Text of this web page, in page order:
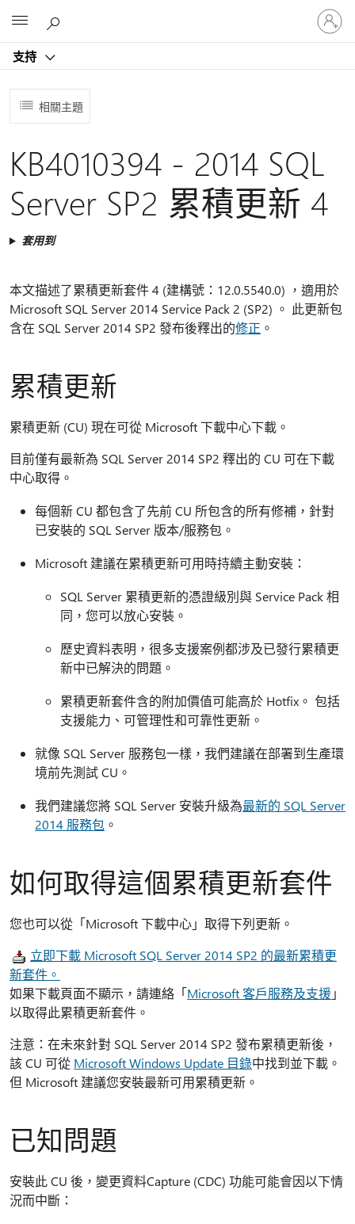
支持
登
入
您
相關主題
KB4010394 - 2014 SQL
Server SP2 累積更新 4
套用到
本文描述了累積更新套件 4 (建構號：12.0.5540.0) ，適用於
Microsoft SQL Server 2014 Service Pack 2 (SP2) 。 此更新包
含在 SQL Server 2014 SP2 發布後釋出的修正 。
累積更新
累積更新 (CU) 現在可從 Microsoft 下載中心下載。
目前僅有最新為 SQL Server 2014 SP2 釋出的 CU 可在下載
中心取得。
每個新 CU 都包含了先前 CU 所包含的所有修補，針對
已安裝的 SQL Server 版本/服務包。
Microsoft 建議在累積更新可用時持續主動安裝：
SQL Server 累積更新的憑證級別與 Service Pack 相
同，您可以放心安裝。
歷史資料表明，很多支援案例都涉及已發行累積更
新中已解決的問題。
累積更新套件含的附加價值可能高於 Hotfix。 包括
支援能力、可管理性和可靠性更新。
就像 SQL Server 服務包一樣，我們建議在部署到生產環
境前先測試 CU。
我們建議您將 SQL Server 安裝升級為最新的 SQL Server
2014 服務包 。
如何取得這個累積更新套件
您也可以從「Microsoft 下載中心」取得下列更新。
立即下載 Microsoft SQL Server 2014 SP2 的最新累積更
新套件。
如果下載頁面不顯示，請連絡「Microsoft 客戶服務及支援」
以取得此累積更新套件。
注意：在未來針對 SQL Server 2014 SP2 發布累積更新後，
該 CU 可從 Microsoft Windows Update 目錄中找到並下載。
但 Microsoft 建議您安裝最新可用累積更新。
已知問題
安裝此 CU 後，變更資料Capture (CDC) 功能可能會因以下情
況而中斷：